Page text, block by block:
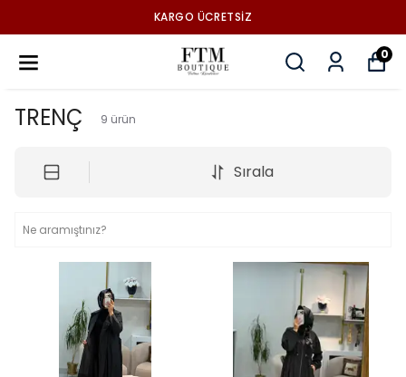
KARGO ÜCRETSİZ
0
TRENÇ 9 ürün
Sırala